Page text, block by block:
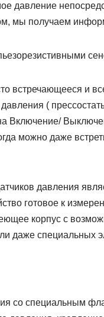
давление
мы получаем
встречающееся и
(
Включение/
можно даже
давления
готовое к
корпус с
даже специальных
со специальным